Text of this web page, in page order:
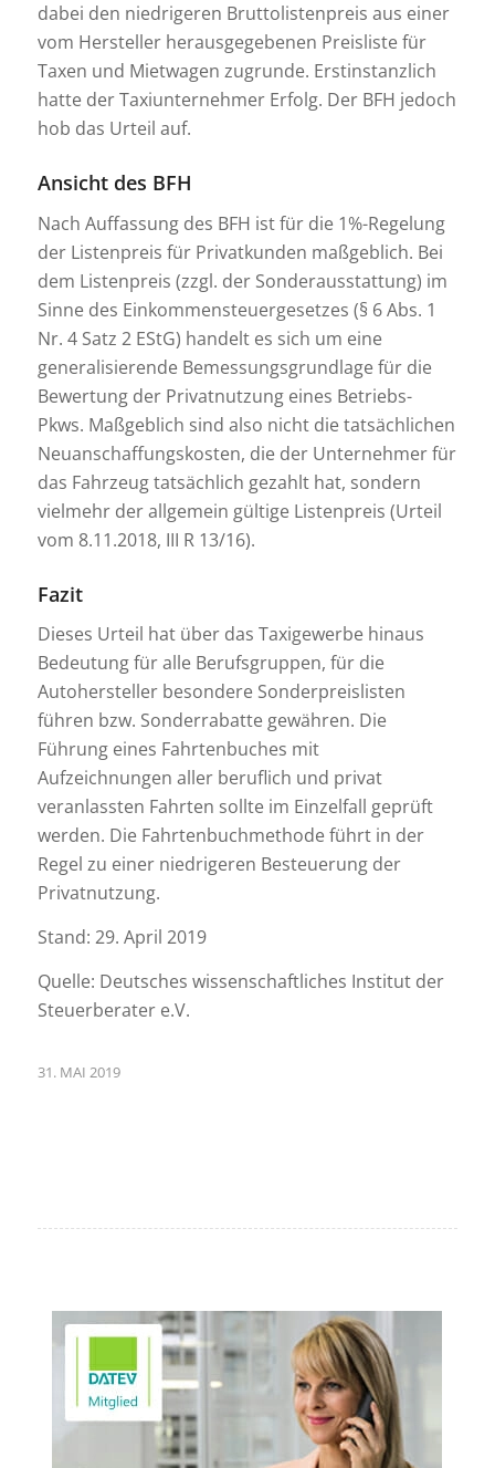
dabei den niedrigeren Bruttolistenpreis aus einer
vom Hersteller herausgegebenen Preisliste für
Taxen und Mietwagen zugrunde. Erstinstanzlich
hatte der Taxiunternehmer Erfolg. Der BFH jedoch
hob das Urteil auf.
Ansicht des BFH
Nach Auffassung des BFH ist für die 1%-Regelung
der Listenpreis für Privatkunden maßgeblich. Bei
dem Listenpreis (zzgl. der Sonderausstattung) im
Sinne des Einkommensteuergesetzes (§ 6 Abs. 1
Nr. 4 Satz 2 EStG) handelt es sich um eine
generalisierende Bemessungsgrundlage für die
Bewertung der Privatnutzung eines Betriebs-
Pkws. Maßgeblich sind also nicht die tatsächlichen
Neuanschaffungskosten, die der Unternehmer für
das Fahrzeug tatsächlich gezahlt hat, sondern
vielmehr der allgemein gültige Listenpreis (Urteil
vom 8.11.2018, III R 13/16).
Fazit
Dieses Urteil hat über das Taxigewerbe hinaus
Bedeutung für alle Berufsgruppen, für die
Autohersteller besondere Sonderpreislisten
führen bzw. Sonderrabatte gewähren. Die
Führung eines Fahrtenbuches mit
Aufzeichnungen aller beruflich und privat
veranlassten Fahrten sollte im Einzelfall geprüft
werden. Die Fahrtenbuchmethode führt in der
Regel zu einer niedrigeren Besteuerung der
Privatnutzung.
Stand: 29. April 2019
Quelle: Deutsches wissenschaftliches Institut der
Steuerberater e.V.
31. MAI 2019